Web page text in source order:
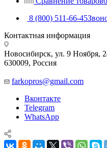
8 (800) 511-66-45
Контактная информация
Новосибирск, ул. 9 Ноября,
630009, Россия
farkopros@gmail.com
Вконтакте
Telegram
WhatsApp